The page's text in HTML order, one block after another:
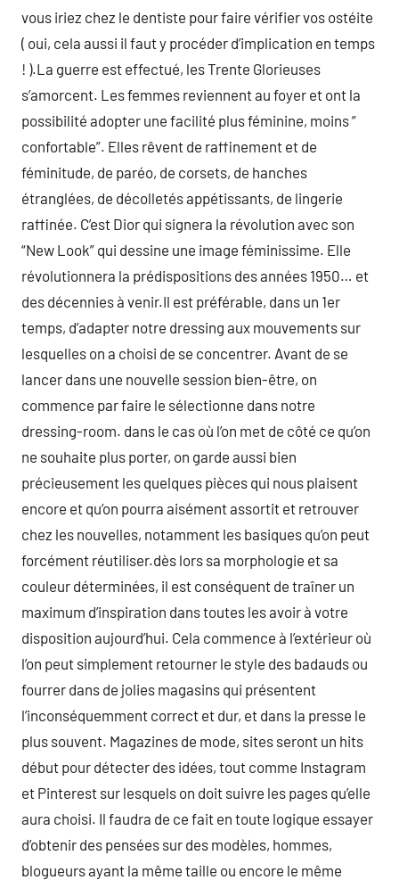
vous iriez chez le dentiste pour faire vérifier vos ostéite
( oui, cela aussi il faut y procéder d’implication en temps
! ).La guerre est effectué, les Trente Glorieuses
s’amorcent. Les femmes reviennent au foyer et ont la
possibilité adopter une facilité plus féminine, moins ”
confortable”. Elles rêvent de raffinement et de
féminitude, de paréo, de corsets, de hanches
étranglées, de décolletés appétissants, de lingerie
raffinée. C’est Dior qui signera la révolution avec son
“New Look” qui dessine une image féminissime. Elle
révolutionnera la prédispositions des années 1950… et
des décennies à venir.Il est préférable, dans un 1er
temps, d’adapter notre dressing aux mouvements sur
lesquelles on a choisi de se concentrer. Avant de se
lancer dans une nouvelle session bien-être, on
commence par faire le sélectionne dans notre
dressing-room. dans le cas où l’on met de côté ce qu’on
ne souhaite plus porter, on garde aussi bien
précieusement les quelques pièces qui nous plaisent
encore et qu’on pourra aisément assortit et retrouver
chez les nouvelles, notamment les basiques qu’on peut
forcément réutiliser.dès lors sa morphologie et sa
couleur déterminées, il est conséquent de traîner un
maximum d’inspiration dans toutes les avoir à votre
disposition aujourd’hui. Cela commence à l’extérieur où
l’on peut simplement retourner le style des badauds ou
fourrer dans de jolies magasins qui présentent
l’inconséquemment correct et dur, et dans la presse le
plus souvent. Magazines de mode, sites seront un hits
début pour détecter des idées, tout comme Instagram
et Pinterest sur lesquels on doit suivre les pages qu’elle
aura choisi. Il faudra de ce fait en toute logique essayer
d’obtenir des pensées sur des modèles, hommes,
blogueurs ayant la même taille ou encore le même